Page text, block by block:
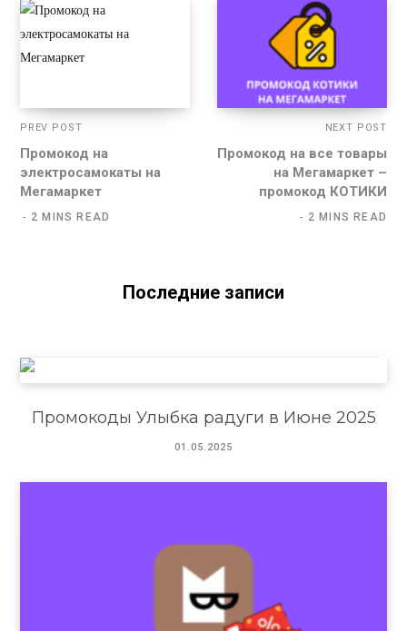
PREV POST
Промокод на
электросамокаты на
Мегамаркет
2 MINS READ
NEXT POST
Промокод на все товары
на Мегамаркет –
промокод КОТИКИ
2 MINS READ
Последние записи
Промокоды Улыбка радуги в Июне 2025
01.05.2025